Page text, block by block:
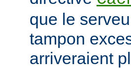
que le
tampon
arriveraient